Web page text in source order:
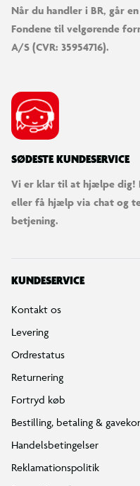
Tilpas thumbstick-
profiler, remap 6
Når du handler i BR, går
Fondene til velgørende
A/S (CVR: 35954716).
SØDESTE KUNDESERVICE
Vi er klar til at hjælpe dig!
eller få hjælp via chat og
betjening.
KUNDESERVICE
Kontakt os
Levering
Ordrestatus
Returnering
Fortryd køb
Bestilling, betaling &
Handelsbetingelser
Reklamationspolitik